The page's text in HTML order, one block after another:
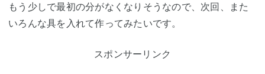
もう少しで最初の分がなくなりそうなので、次回、また
いろんな具を入れて作ってみたいです。
スポンサーリンク